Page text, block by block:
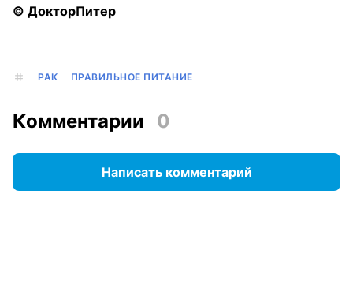
© ДокторПитер
РАК ПРАВИЛЬНОЕ ПИТАНИЕ
Комментарии 0
Написать комментарий